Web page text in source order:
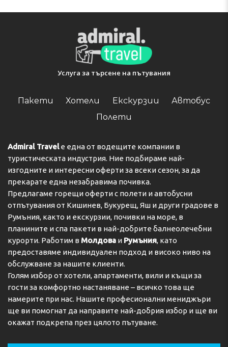
Услуга за търсене на пътувания
Пакети Хотели Екскурзии
Автобус
Полети
Admiral Travelе една от водещите компании в
туристическата индустрия. Ние подбираме най-
изгодните и интересни оферти за всеки сезон, за да
прекарате една незабравима почивка.
Предлагаме горещи оферти с полети и автобусни
отпътувания от Кишинев, Букурещ, Яш и други градове в
Румъния, както и екскурзии, почивки на море, в
планините и спа пакети в най-добрите балнеолечебни
курорти. Работим в Молдова и Румъния, като
предоставяме индивидуален подход и високо ниво на
обслужване за нашите клиенти.
Голям избор от хотели, апартаменти, вили и къщи за
гости за комфортно настаняване – всичко това ще
намерите при нас. Нашите професионални мениджъри
ще ви помогнат да направите най-добрия избор и ще ви
окажат подкрепа през цялото пътуване.